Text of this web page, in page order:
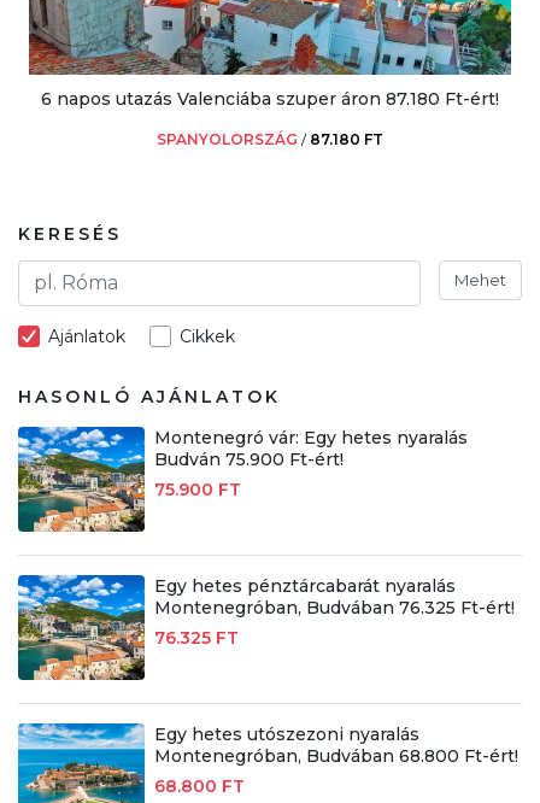
6 napos utazás Valenciába szuper áron 87.180 Ft-ért!
SPANYOLORSZÁG / 87.180 FT
KERESÉS
Mehet
Ajánlatok Cikkek
HASONLÓ AJÁNLATOK
Montenegró vár: Egy hetes nyaralás
Budván 75.900 Ft-ért!
75.900 FT
Egy hetes pénztárcabarát nyaralás
Montenegróban, Budvában 76.325 Ft-ért!
76.325 FT
Egy hetes utószezoni nyaralás
Montenegróban, Budvában 68.800 Ft-ért!
68.800 FT